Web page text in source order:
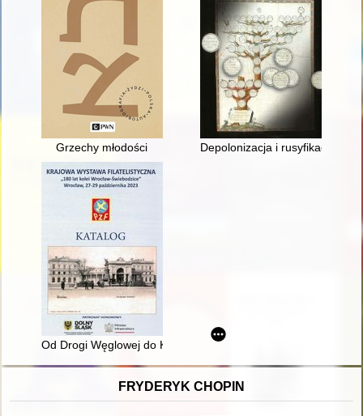
Grzechy młodości Depolonizacja i rusyfikacja na
Od Drogi Węglowej do Kolei Żelaznej czyli 180 lat linii
FRYDERYK CHOPIN